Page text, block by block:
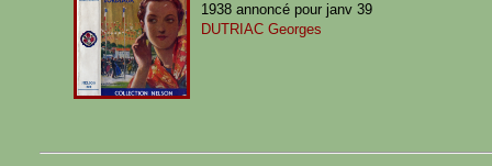
1938 annoncé pour janv 39
DUTRIAC Georges